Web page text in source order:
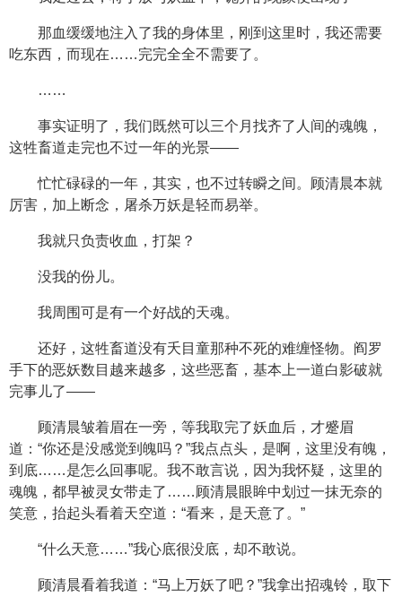
那血缓缓地注入了我的身体里，刚到这里时，我还需要
吃东西，而现在……完完全全不需要了。
……
事实证明了，我们既然可以三个月找齐了人间的魂魄，
这牲畜道走完也不过一年的光景——
忙忙碌碌的一年，其实，也不过转瞬之间。顾清晨本就
厉害，加上断念，屠杀万妖是轻而易举。
我就只负责收血，打架？
没我的份儿。
我周围可是有一个好战的天魂。
还好，这牲畜道没有夭目童那种不死的难缠怪物。阎罗
手下的恶妖数目越来越多，这些恶畜，基本上一道白影破就
完事儿了——
顾清晨皱着眉在一旁，等我取完了妖血后，才蹙眉
道：“你还是没感觉到魄吗？”我点点头，是啊，这里没有魄，
到底……是怎么回事呢。我不敢言说，因为我怀疑，这里的
魂魄，都早被灵女带走了……顾清晨眼眸中划过一抹无奈的
笑意，抬起头看着天空道：“看来，是天意了。”
“什么天意……”我心底很没底，却不敢说。
顾清晨看着我道：“马上万妖了吧？”我拿出招魂铃，取下